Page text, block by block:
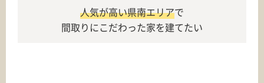
人気が高い県南エリアで
間取りにこだわった家を建てたい